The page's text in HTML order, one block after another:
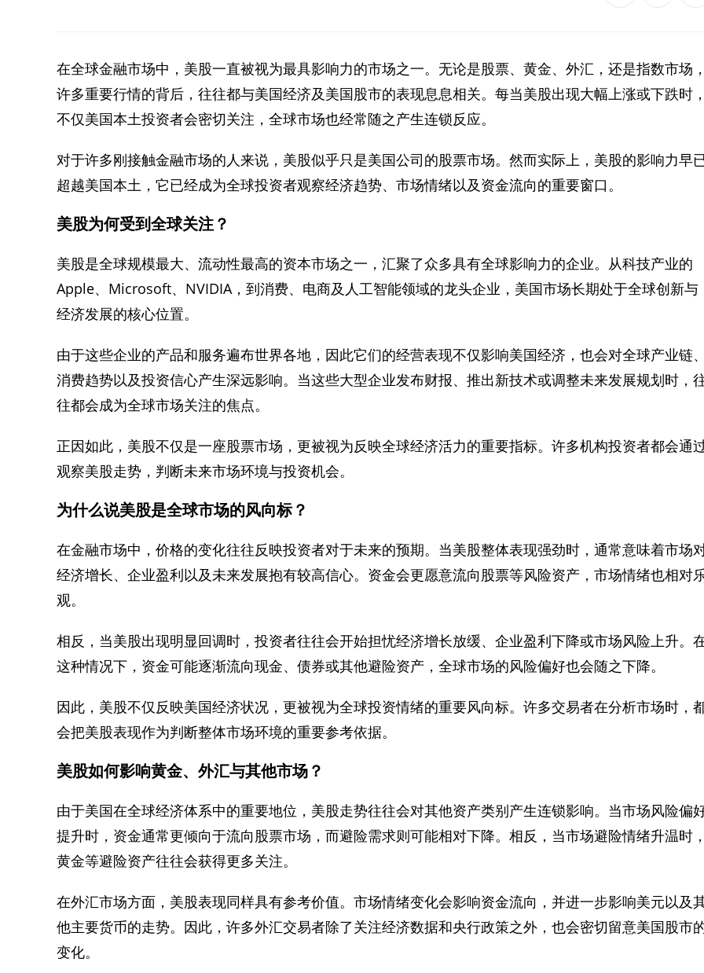
在全球金融市场中，美股一直被视为最具影响力的市场之一。无论是股票、黄金、外汇，还是指数市场
许多重要行情的背后，往往都与美国经济及美国股市的表现息息相关。每当美股出现大幅上涨或下跌时
不仅美国本土投资者会密切关注，全球市场也经常随之产生连锁反应。
对于许多刚接触金融市场的人来说，美股似乎只是美国公司的股票市场。然而实际上，美股的影响力早
超越美国本土，它已经成为全球投资者观察经济趋势、市场情绪以及资金流向的重要窗口。
美股为何受到全球关注？
美股是全球规模最大、流动性最高的资本市场之一，汇聚了众多具有全球影响力的企业。从科技产业的
Apple、Microsoft、NVIDIA，到消费、电商及人工智能领域的龙头企业，美国市场长期处于全球创新与
经济发展的核心位置。
由于这些企业的产品和服务遍布世界各地，因此它们的经营表现不仅影响美国经济，也会对全球产业链
消费趋势以及投资信心产生深远影响。当这些大型企业发布财报、推出新技术或调整未来发展规划时，
往都会成为全球市场关注的焦点。
正因如此，美股不仅是一座股票市场，更被视为反映全球经济活力的重要指标。许多机构投资者都会通
观察美股走势，判断未来市场环境与投资机会。
为什么说美股是全球市场的风向标？
在金融市场中，价格的变化往往反映投资者对于未来的预期。当美股整体表现强劲时，通常意味着市场
经济增长、企业盈利以及未来发展抱有较高信心。资金会更愿意流向股票等风险资产，市场情绪也相对
观。
相反，当美股出现明显回调时，投资者往往会开始担忧经济增长放缓、企业盈利下降或市场风险上升。
这种情况下，资金可能逐渐流向现金、债券或其他避险资产，全球市场的风险偏好也会随之下降。
因此，美股不仅反映美国经济状况，更被视为全球投资情绪的重要风向标。许多交易者在分析市场时，
会把美股表现作为判断整体市场环境的重要参考依据。
美股如何影响黄金、外汇与其他市场？
由于美国在全球经济体系中的重要地位，美股走势往往会对其他资产类别产生连锁影响。当市场风险偏
提升时，资金通常更倾向于流向股票市场，而避险需求则可能相对下降。相反，当市场避险情绪升温时
黄金等避险资产往往会获得更多关注。
在外汇市场方面，美股表现同样具有参考价值。市场情绪变化会影响资金流向，并进一步影响美元以及
他主要货币的走势。因此，许多外汇交易者除了关注经济数据和央行政策之外，也会密切留意美国股市
变化。